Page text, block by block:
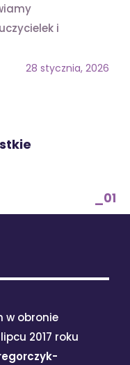
i
28 stycznia, 2026
_01
w obronie
2017 roku